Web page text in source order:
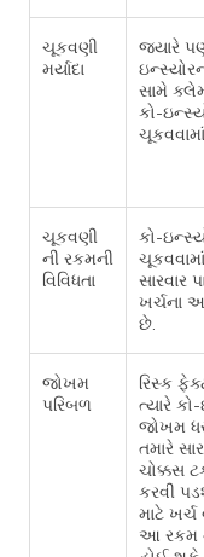
ચૂકવણી
મર્યાદા
જ્યારે
સામે
કો-
ચૂકવણી
ની રકમની
વિવિધતા
કો-
સારવાર
ખર્ચના
છે.
જોખમ
પરિબળ
રિસ્ક
ત્યારે
જોખમ
તમારે
ચોક્કસ
કરવી
માટે
આ રકમ